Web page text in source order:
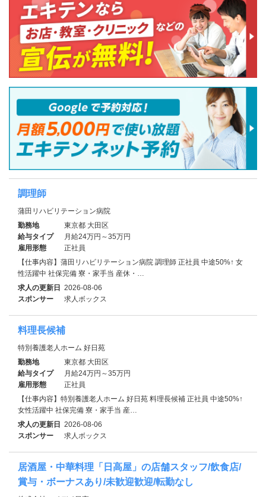
調理師
蒲田リハビリテーション病院
勤務地
東京都 大田区
給与タイプ
月給24万円～35万円
雇用形態
正社員
【仕事内容】蒲田リハビリテーション病院 調理師 正社員 中途50%↑ 女
性活躍中 社保完備 寮・家⼿当 産休・…
求人の更新日 2026-08-06
スポンサー
求人ボックス
料理長候補
特別養護老人ホーム 好日苑
勤務地
東京都 大田区
給与タイプ
月給24万円～35万円
雇用形態
正社員
【仕事内容】特別養護老人ホーム 好日苑 料理長候補 正社員 中途50%↑
女性活躍中 社保完備 寮・家⼿当 産…
求人の更新日 2026-08-06
スポンサー
求人ボックス
居酒屋・中華料理「日高屋」の店舗スタッフ/飲食店/
賞与・ボーナスあり/未歓迎歓迎/転勤なし